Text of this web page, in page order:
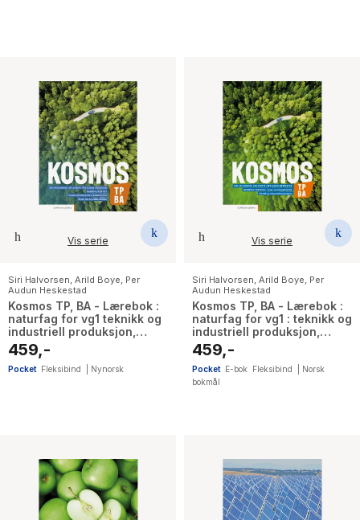
Vis serie
Siri Halvorsen, Arild Boye, Per
Audun Heskestad
Kosmos TP, BA - Lærebok :
naturfag for vg1 teknikk og
industriell produksjon,
bygg- og anleggsteknikk
459,-
Pocket Fleksibind Nynorsk
Vis serie
Siri Halvorsen, Arild Boye, Per
Audun Heskestad
Kosmos TP, BA - Lærebok :
naturfag for vg1 : teknikk og
industriell produksjon,
bygg- og anleggsteknikk
459,-
Pocket E-bok Fleksibind
Norsk
bokmål